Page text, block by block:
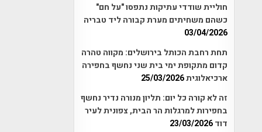
חוליית שודדי עתיקות נתפסו "על חם"
כשהם משחיתים מערת קבורה ליד טבריה
03/04/2026
תחת רחבת הכותל בירושלים: מקווה טהרה
קדום מתקופת ימי בית שני נחשף בחפירה
ארכיאלוגית25/03/2026
זה לא קורה כל יום: תליון מנורה נדיר נחשף
בחפירות למרגלות הר הבית, צפונית לעיר
דוד23/03/2026